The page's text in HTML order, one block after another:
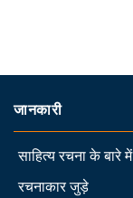
जानकारी
साहित्य रचना के बारे में
रचनाकार जुड़े